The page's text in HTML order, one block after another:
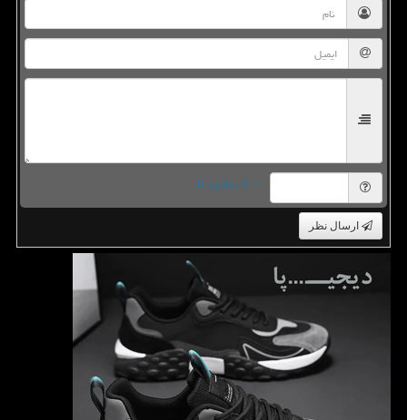
= ۵ بعلاوه ۵
ارسال نظر